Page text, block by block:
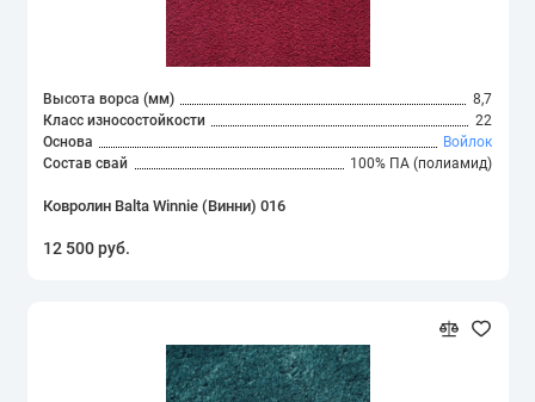
Высота ворса (мм)
8,7
Класс износостойкости
22
Основа
Войлок
Состав свай
100% ПА (полиамид)
Ковролин Balta Winnie (Винни) 016
12 500 руб.